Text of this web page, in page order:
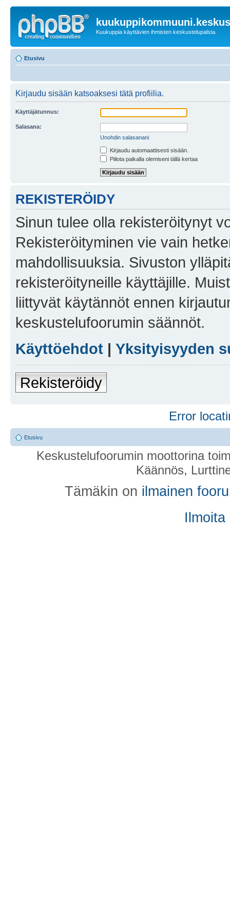
Kuukuppia käyttävien ihmisten keskustelupalsta.
Etusivu
Kirjaudu sisään katsoaksesi tätä profiilia.
Käyttäjätunnus:
Salasana:
Unohdin salasanani
Kirjaudu automaattisesti sisään.
Piilota paikalla olemiseni tällä kertaa
REKISTERÖIDY
Sinun tulee olla rekisteröitynyt
Rekisteröityminen vie vain
mahdollisuuksia. Sivuston
rekisteröityneille käyttäjille.
liittyvät käytännöt ennen
keskustelufoorumin säännöt.
Käyttöehdot | Yksityisyyden
Rekisteröidy
Error
Etusivu
Keskustelufoorumin moottorina
Käännös,
Tämäkin on ilmainen